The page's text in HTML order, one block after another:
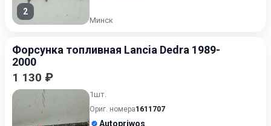
2
Минск
Форсунка топливная Lancia Dedra 1989-
2000
1 130 ₽
1шт.
Ориг. номера1611707
Autopriwos